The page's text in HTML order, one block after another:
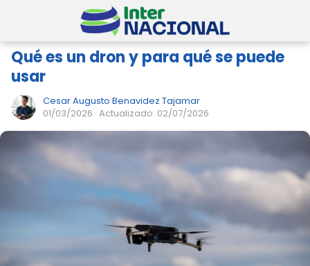
Qué es un dron y para qué se puede
usar
Cesar Augusto Benavidez Tajamar
01/03/2026 · Actualizado: 02/07/2026